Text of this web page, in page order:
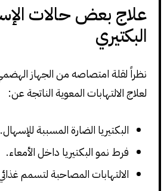
علاج بعض حالات
البكتيري
نظراً لقلة امتصاصه من الجهاز
لعلاج الالتهابات المعوية الناتجة عن:
البكتيريا الضارة المسببة للإسهال.
فرط نمو البكتيريا داخل الأمعاء.
الالتهابات المصاحبة لتسمم